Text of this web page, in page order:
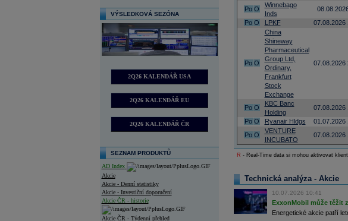
VÝSLEDKOVÁ SEZÓNA
2Q26 KALENDÁŘ USA
2Q26 KALENDÁŘ EU
2Q26 KALENDÁŘ ČR
SEZNAM PRODUKTŮ
AD Index
Akcie
Akcie - Denní statistiky
Akcie - Investiční doporučení
Akcie ČR - historie
Akcie ČR - Týdenní přehled
Po O
Winnebago
Inds
Po O LPKF 07.08.2026
Po O
China
Shineway
Pharmaceutical
Group Ltd,
Ordinary,
Frankfurt
Stock
Exchange
07.08.2026
Po O
KBC Banc
Holding
07.08.2026
Po O Ryanair Hldgs 01.07.2026
Po O
VENTURE
INCUBATO
07.08.2026
R - Real-Time data si mohou aktivovat
Technická analýza - Akcie
10.07.2026 10:41
ExxonMobil může těžit
Energetické akcie patří